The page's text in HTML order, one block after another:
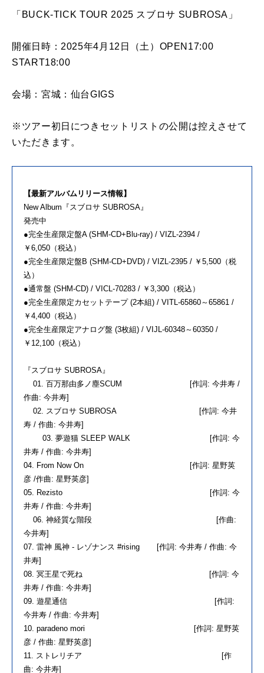
「BUCK-TICK TOUR 2025 スブロサ SUBROSA」
開催日時：2025年4月12日（土）OPEN17:00
START18:00
会場：宮城：仙台GIGS
※ツアー初日につきセットリストの公開は控えさせて
いただきます。
【最新アルバムリリース情報】
New Album『スブロサ SUBROSA』
発売中
●完全生産限定盤A (SHM-CD+Blu-ray) / VIZL-2394 /
￥6,050（税込）
●完全生産限定盤B (SHM-CD+DVD) / VIZL-2395 / ￥5,500（税
込）
●通常盤 (SHM-CD) / VICL-70283 / ￥3,300（税込）
●完全生産限定カセットテープ (2本組) / VITL-65860～65861 /
￥4,400（税込）
●完全生産限定アナログ盤 (3枚組) / VIJL-60348～60350 /
￥12,100（税込）
『スブロサ SUBROSA』
01. 百万那由多ノ塵SCUM [作詞: 今井寿 /
作曲: 今井寿]
02. スブロサ SUBROSA [作詞: 今井
寿 / 作曲: 今井寿]
03. 夢遊猫 SLEEP WALK [作詞: 今
井寿 / 作曲: 今井寿]
04. From Now On [作詞: 星野英
彦 /作曲: 星野英彦]
05. Rezisto [作詞: 今
井寿 / 作曲: 今井寿]
06. 神経質な階段 [作曲:
今井寿]
07. 雷神 風神 - レゾナンス #rising [作詞: 今井寿 / 作曲: 今
井寿]
08. 冥王星で死ね [作詞: 今
井寿 / 作曲: 今井寿]
09. 遊星通信 [作詞:
今井寿 / 作曲: 今井寿]
10. paradeno mori [作詞: 星野英
彦 / 作曲: 星野英彦]
11. ストレリチア [作
曲: 今井寿]